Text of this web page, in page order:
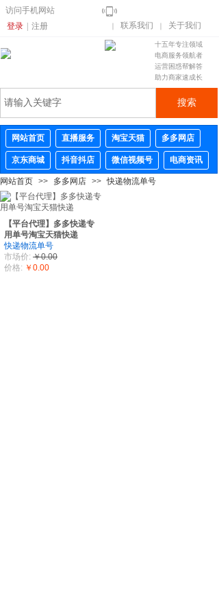
访问手机网站
登录
注册 联系我们 关于我们
十五年专注领域
电商服务领航者
运营困惑帮解答
助力商家速成长
搜索
网站首页 直播服务 淘宝天猫 多多网店
京东商城 抖音抖店 微信视频号 电商资讯
网站首页 >> 多多网店 >> 快递物流单号
【平台代理】多多快递专
用单号淘宝天猫快递
快递物流单号
市场价: ￥0.00
价格: ￥0.00